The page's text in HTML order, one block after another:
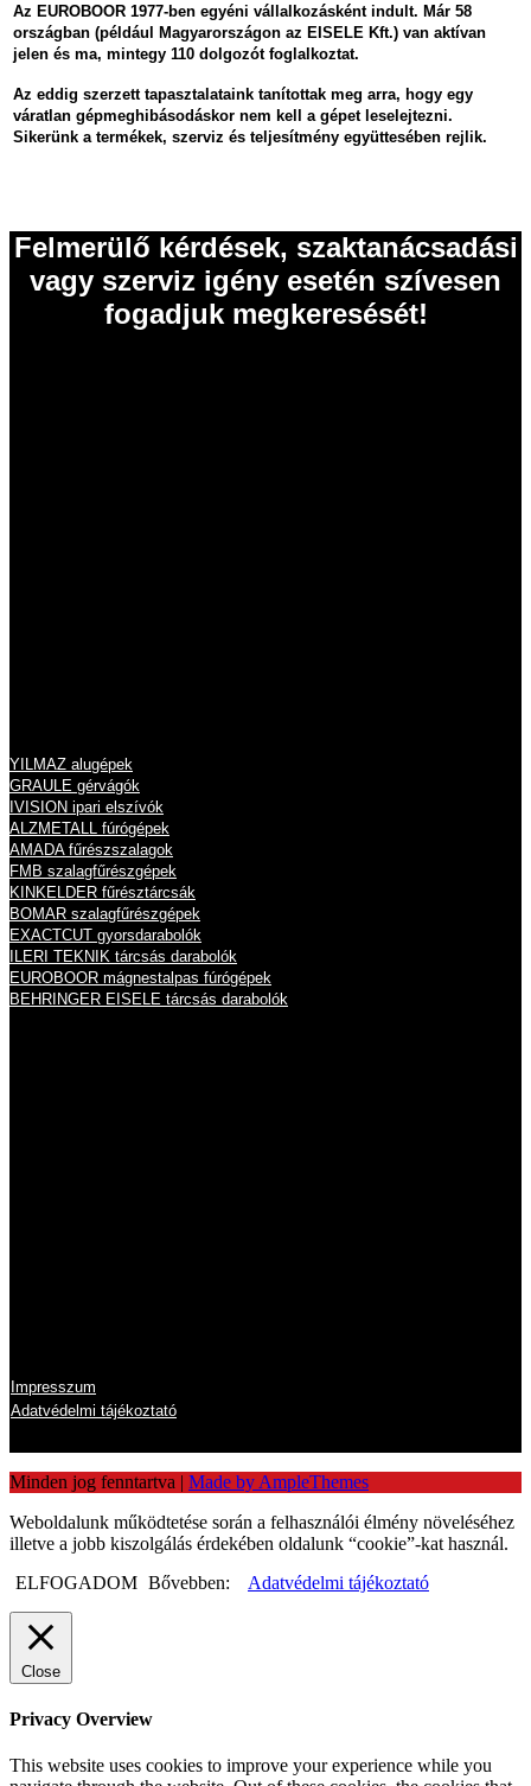
Az EUROBOOR 1977-ben egyéni vállalkozásként indult. Már 58
országban (például Magyarországon az EISELE Kft.) van aktívan
jelen és ma, mintegy 110 dolgozót foglalkoztat.
Az eddig szerzett tapasztalataink tanítottak meg arra, hogy egy
váratlan gépmeghibásodáskor nem kell a gépet leselejtezni.
Sikerünk a termékek, szerviz és teljesítmény együttesében rejlik.
Felmerülő kérdések, szaktanácsadási
vagy szerviz igény esetén szívesen
fogadjuk megkeresését!
YILMAZ alugépek
GRAULE gérvágók
IVISION ipari elszívók
ALZMETALL fúrógépek
AMADA fűrészszalagok
FMB szalagfűrészgépek
KINKELDER fűrésztárcsák
BOMAR szalagfűrészgépek
EXACTCUT gyorsdarabolók
ILERI TEKNIK tárcsás darabolók
EUROBOOR mágnestalpas fúrógépek
BEHRINGER EISELE tárcsás darabolók
Impresszum
Adatvédelmi tájékoztató
Minden jog fenntartva | Made by AmpleThemes
Weboldalunk működtetése során a felhasználói élmény növeléséhez
illetve a jobb kiszolgálás érdekében oldalunk “cookie”-kat használ.
ELFOGADOM Bővebben: Adatvédelmi tájékoztató
Close
Privacy Overview
This website uses cookies to improve your experience while you